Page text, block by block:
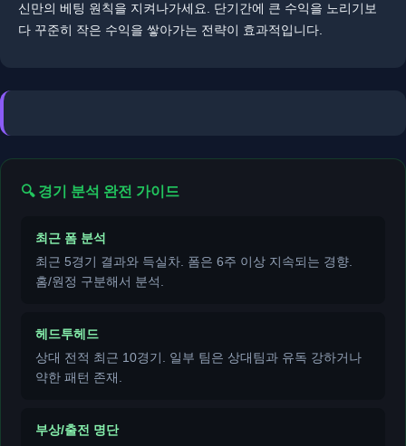
신만의 베팅 원칙을 지켜나가세요. 단기간에 큰 수익을 노리기보
다 꾸준히 작은 수익을 쌓아가는 전략이 효과적입니다.
🔍 경기 분석 완전 가이드
최근 폼 분석
최근 5경기 결과와 득실차. 폼은 6주 이상 지속되는 경향.
홈/원정 구분해서 분석.
헤드투헤드
상대 전적 최근 10경기. 일부 팀은 상대팀과 유독 강하거나
약한 패턴 존재.
부상/출전 명단